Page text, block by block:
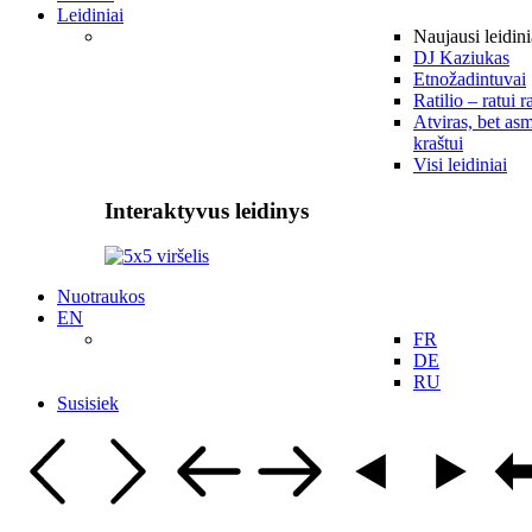
Leidiniai
Naujausi
DJ Kaziukas
Etnožadintuvai
Ratilio – ratui
Atviras, bet
kraštui
Visi leidiniai
Interaktyvus leidinys
Nuotraukos
EN
FR
DE
RU
Susisiek